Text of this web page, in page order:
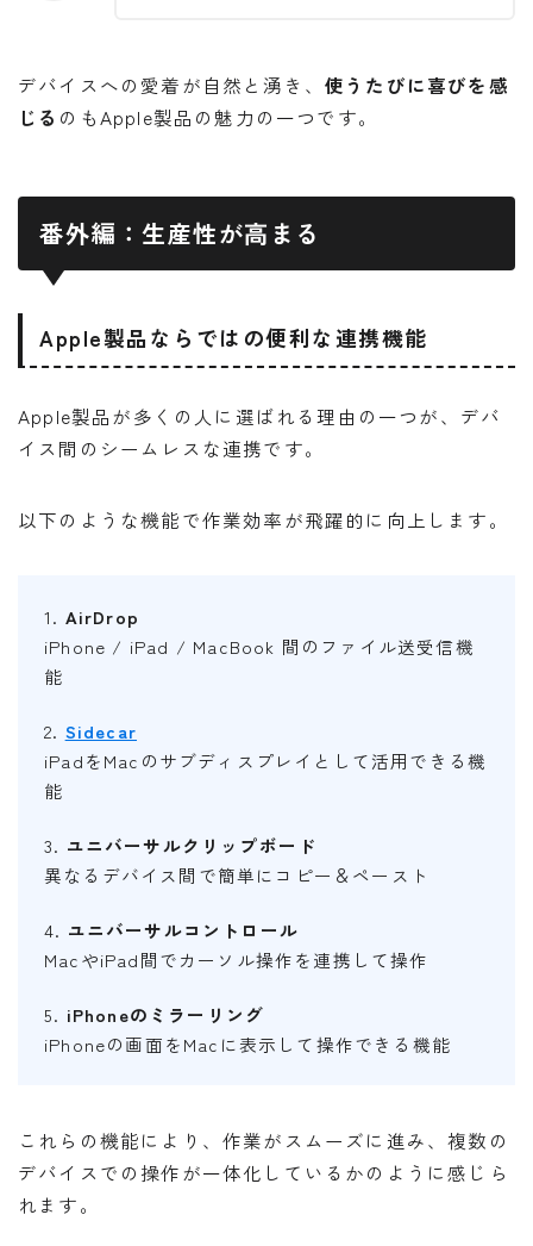
デバイスへの愛着が自然と湧き、 使うたびに喜びを感
じる のもApple製品の魅力の一つです。
番外編：生産性が高まる
Apple製品ならではの便利な連携機能
Apple製品が多くの人に選ばれる理由の一つが、デバ
イス間のシームレスな連携です。
以下のような機能で作業効率が飛躍的に向上します。
1. AirDrop
iPhone / iPad / MacBook 間のファイル送受信機
能
2. Sidecar
iPadをMacのサブディスプレイとして活用できる機
能
3. ユニバーサルクリップボード
異なるデバイス間で簡単にコピー＆ペースト
4. ユニバーサルコントロール
MacやiPad間でカーソル操作を連携して操作
5. iPhoneのミラーリング
iPhoneの画面をMacに表示して操作できる機能
これらの機能により、作業がスムーズに進み、複数の
デバイスでの操作が一体化しているかのように感じら
れます。